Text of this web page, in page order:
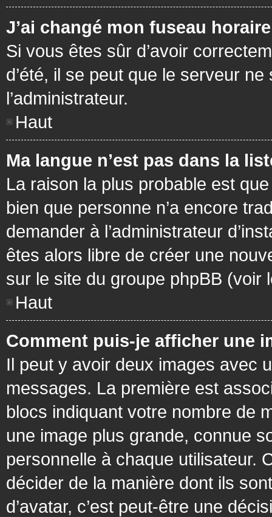
J’ai changé mon fuseau
Si vous êtes sûr d’avoir
d’été, il se peut que le serveur
l’administrateur.
Haut
Ma langue n’est pas dans la
La raison la plus probable est
bien que personne n’a encore
demander à l’administrateur
êtes alors libre de créer une
sur le site du groupe phpBB (voir
Haut
Comment puis-je afficher une
Il peut y avoir deux images avec
messages. La première est
blocs indiquant votre nombre de
une image plus grande, connue
personnelle à chaque utilisateur.
décider de la manière dont ils
d’avatar, c’est peut-être une